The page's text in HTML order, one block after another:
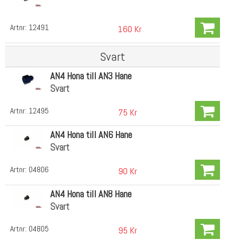
Artnr: 12491 160 Kr
Svart
Artnr: 12495
AN4 Hona till AN3 Hane
Svart
75 Kr
Artnr: 04806
AN4 Hona till AN6 Hane
Svart
90 Kr
Artnr: 04805
AN4 Hona till AN8 Hane
Svart
95 Kr